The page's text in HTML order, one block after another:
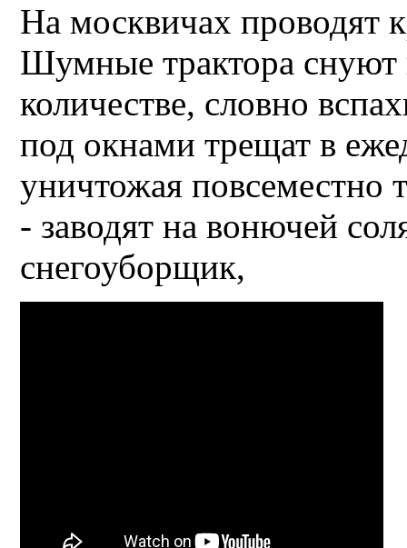
На москвичах проводят
Шумные трактора снуют
количестве, словно
под окнами трещат в
уничтожая повсеместно
- заводят на вонючей
снегоуборщик,